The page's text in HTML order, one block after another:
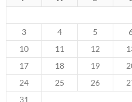
3
4 5
10
11 12
17
18 19
24
25 26
31